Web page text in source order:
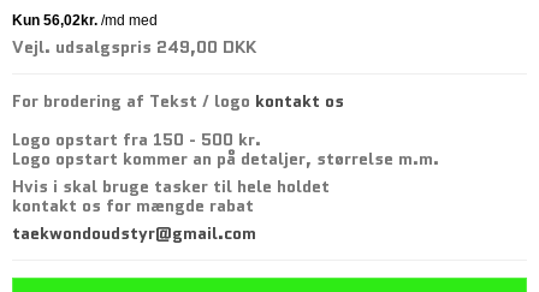
Vejl. udsalgspris 249,00 DKK
For brodering af Tekst / logo kontakt os
Logo opstart fra 150 - 500 kr.
Logo opstart kommer an på detaljer, størrelse m.m.
Hvis i skal bruge tasker til hele holdet
kontakt os for mængde rabat
taekwondoudstyr@gmail.com